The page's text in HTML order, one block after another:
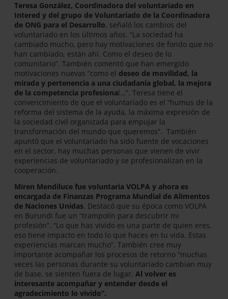
Teresa González, Coordinadora del voluntariado en
Intered y del grupo de Voluntariado de la Coordinadora
de ONG para el Desarrollo, señaló los cambios del
voluntariado en los últimos años. “La sociedad ha
cambiado mucho, pero hay motivaciones de fondo que no
han cambiado, están ahí. Como el deseo de lo
comunitario”. También comentó que han emergido
motivaciones nuevas “como el deseo de movilidad, la
mirada y pertenencia a una ciudadanía global, la mejora
de la competencia profesional…”. Teresa tiene el
convencimiento de que el voluntariado es el “humus de la
reforma del sistema de la ayuda, la máxima expresión de
la sociedad civil organizada para empujar la
transformación del mundo que queremos”. También
apuntó que el voluntariado ha sido fuente de vocaciones
en el sector, hay muchas personas que vienen de vivir
experiencias de voluntariado y se profesionalizan en la
cooperación.
Miren Mendiluce fue voluntaria VOLPA y ahora es
encargada de Finanzas Programa Mundial de Alimentos
de Naciones Unidas. Destacó que su época como VOLPA
en Burundi fue un “trampolín para descubrir mi
profesión”. “Lo que has vivido es una parte de quien eres,
eso tiene impacto en todo lo que haces en tu vida. Estas
experiencias marcan mucho”. También cree muy
importante acompañar los procesos de retorno “muchas
veces las personas durante su voluntariado cambian muy
de base, se sienten fuera de lugar. Al volver es
interesante acompañar y entender desde el
agradecimiento lo vivido”.